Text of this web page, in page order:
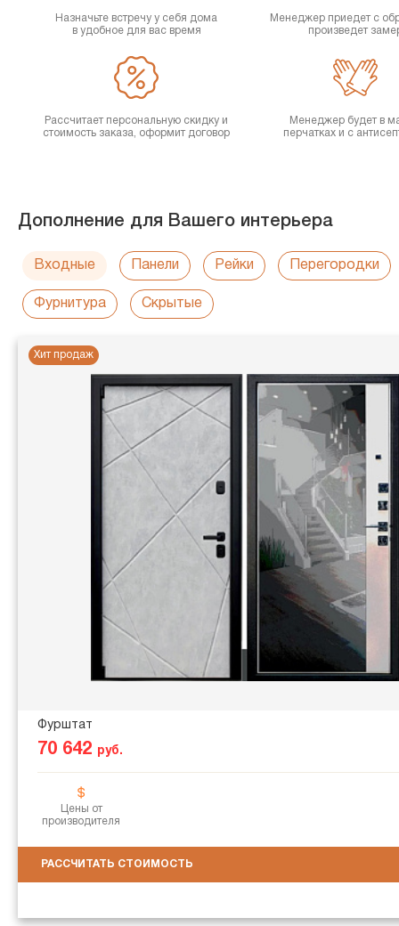
Назначьте встречу у себя дома
в удобное для вас время
Менеджер приедет с
произведет
Рассчитает персональную скидку и
стоимость заказа, оформит договор
Менеджер будет в
перчатках и с
Дополнение для Вашего интерьера
Входные Панели Рейки Перегородки
Фурнитура Скрытые
Хит продаж
Фурштат
70 642 руб.
Цены от
производителя
РАССЧИТАТЬ СТОИМОСТЬ